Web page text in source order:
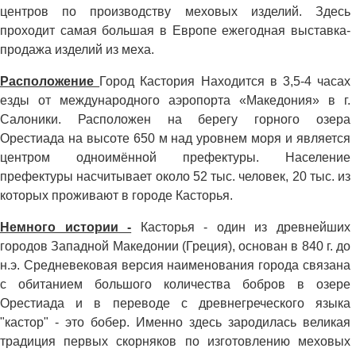
центров по производству меховых изделий. Здесь
проходит самая большая в Европе ежегодная выставка-
продажа изделий из меха.
Расположение Город Кастория Находится в 3,5-4 часах
езды от международного аэропорта «Македония» в г.
Салоники. Расположен на берегу горного озера
Орестиада на высоте 650 м над уровнем моря и является
центром одноимённой префектуры. Население
префектуры насчитывает около 52 тыс. человек, 20 тыс. из
которых проживают в городе Касторья.
Немного истории - Касторья - один из древнейших
городов Западной Македонии (Греция), основан в 840 г. до
н.э. Средневековая версия наименования города связана
с обитанием большого количества бобров в озере
Орестиада и в переводе с древнегреческого языка
"кастор" - это бобер. Именно здесь зародилась великая
традиция первых скорняков по изготовлению меховых